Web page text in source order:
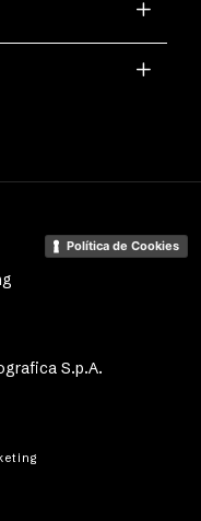
S.p.A.
Política de Cookies